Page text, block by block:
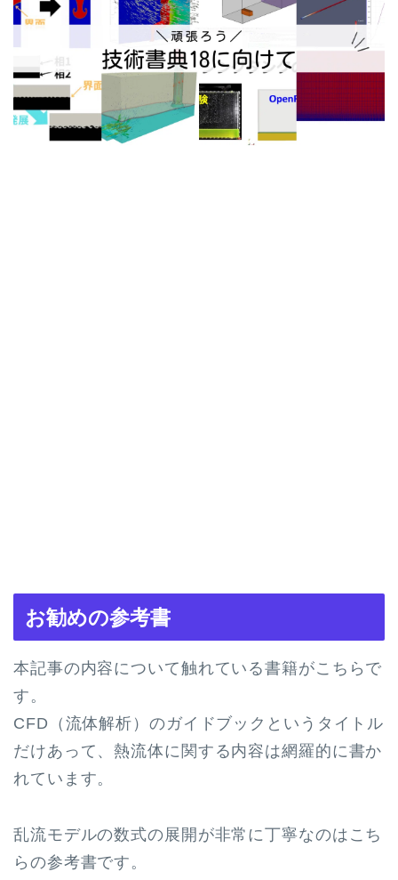
お勧めの参考書
本記事の内容について触れている書籍がこちらで
す。
CFD（流体解析）のガイドブックというタイトル
だけあって、熱流体に関する内容は網羅的に書か
れています。
乱流モデルの数式の展開が非常に丁寧なのはこち
らの参考書です。